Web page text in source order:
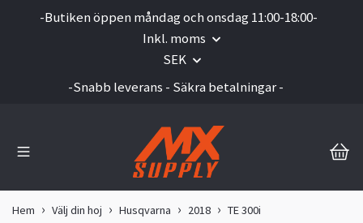
-Butiken öppen måndag och onsdag 11:00-18:00-
Inkl. moms
SEK
-Snabb leverans - Säkra betalningar -
Hem Välj din hoj Husqvarna 2018 TE 300i